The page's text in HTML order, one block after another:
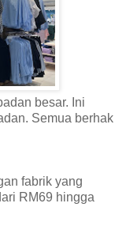
besar. Ini
Semua berhak
fabrik yang
RM69 hingga